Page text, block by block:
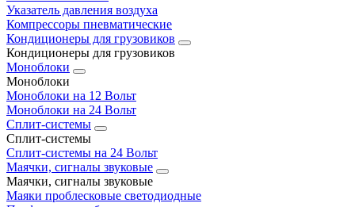
Указатель давления воздуха
Компрессоры пневматические
Кондиционеры для грузовиков
Кондиционеры для грузовиков
Моноблоки
Моноблоки
Моноблоки на 12 Вольт
Моноблоки на 24 Вольт
Сплит-системы
Сплит-системы
Сплит‑системы на 24 Вольт
Маячки, сигналы звуковые
Маячки, сигналы звуковые
Маяки проблесковые светодиодные